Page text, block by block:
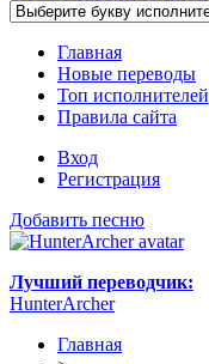
Главная
Новые переводы
Топ исполнителей
Правила сайта
Вход
Регистрация
Добавить песню
Лучший переводчик:
HunterArcher
Главная